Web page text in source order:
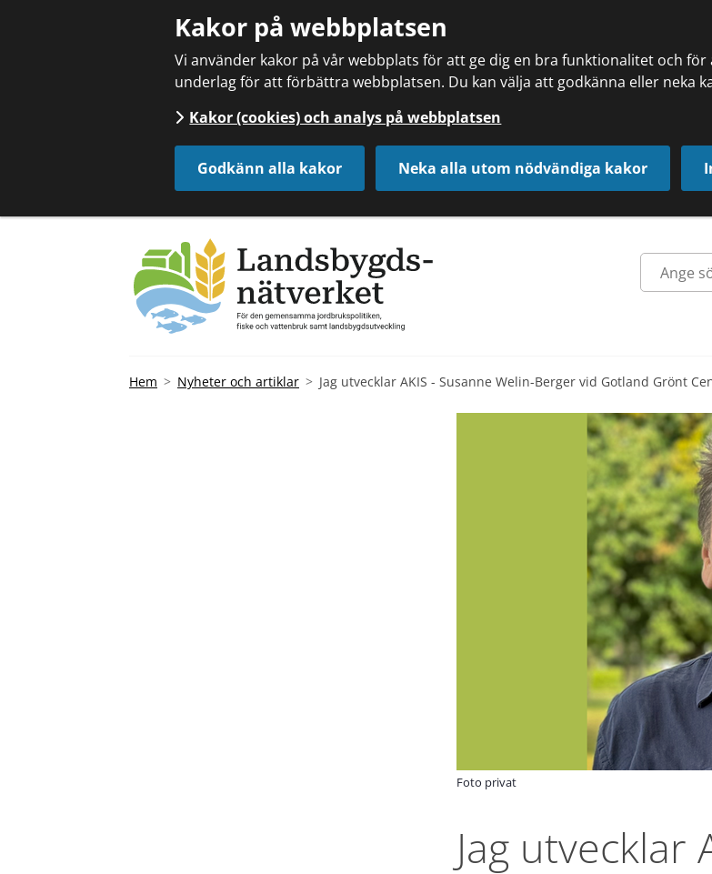
Kakor på webbplatsen
Vi använder kakor på vår webbplats för att ge dig en bra funktionalitet och
underlag för att förbättra webbplatsen. Du kan välja att godkänna eller neka
Kakor (cookies) och analys på webbplatsen
Godkänn alla kakor Neka alla utom nödvändiga kakor
Hem Nyheter och artiklar Jag utvecklar AKIS - Susanne Welin-Berger vid Gotland Grönt
Foto privat
Jag utvecklar